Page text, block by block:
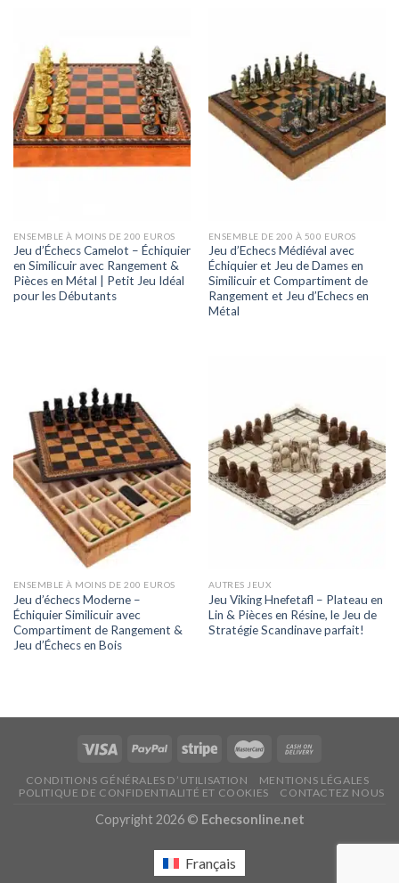
ENSEMBLE À MOINS DE 200 EUROS
Jeu d’Échecs Camelot – Échiquier
en Similicuir avec Rangement &
Pièces en Métal | Petit Jeu Idéal
pour les Débutants
ENSEMBLE DE 200 À 500 EUROS
Jeu d’Echecs Médiéval avec
Échiquier et Jeu de Dames en
Similicuir et Compartiment de
Rangement et Jeu d’Echecs en
Métal
ENSEMBLE À MOINS DE 200 EUROS
Jeu d’échecs Moderne –
Échiquier Similicuir avec
Compartiment de Rangement &
Jeu d’Échecs en Bois
AUTRES JEUX
Jeu Viking Hnefetafl – Plateau en
Lin & Pièces en Résine, le Jeu de
Stratégie Scandinave parfait!
CONDITIONS GÉNÉRALES D’UTILISATION
MENTIONS LÉGALES
POLITIQUE DE CONFIDENTIALITÉ ET COOKIES
CONTACTEZ NOUS
Copyright 2026 © Echecsonline.net
Français